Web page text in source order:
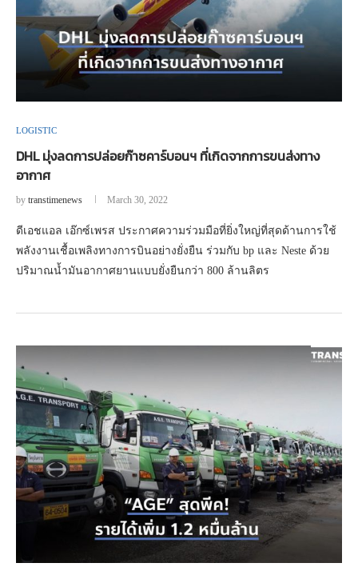
LOGISTIC
DHL​ มุ่งลดการปล่อยก๊าซคาร์บอนฯ ที่เกิดจากการขนส่งทาง
อากาศ
by transtimenews March 30, 2022
ดีเอชแอล เอ๊กซ์เพรส ประกาศความร่วมมือที่ยิ่งใหญ่ที่สุดด้านการใช้
พลังงานเชื้อเพลิงทางการบินอย่างยั่งยืน ร่วมกับ bp และ Neste ด้วย
ปริมาณน้ำมันอากาศยานแบบยั่งยืนกว่า 800 ล้านลิตร